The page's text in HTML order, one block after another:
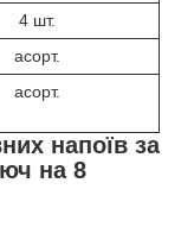
4 шт.
асорт.
асорт.
напоїв за
на 8